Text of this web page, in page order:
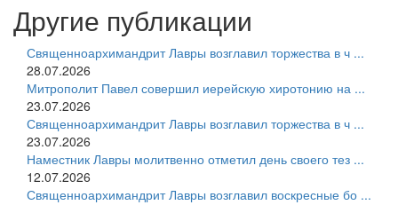
Другие публикации
Священноархимандрит Лавры возглавил торжества в ч ...
28.07.2026
Митрополит Павел совершил иерейскую хиротонию на ...
23.07.2026
Священноархимандрит Лавры возглавил торжества в ч ...
23.07.2026
Наместник Лавры молитвенно отметил день своего тез ...
12.07.2026
Священноархимандрит Лавры возглавил воскресные бо ...